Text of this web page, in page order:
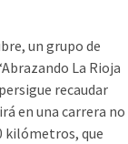
un grupo de
La Rioja
recaudar
en una carrera no
kilómetros, que